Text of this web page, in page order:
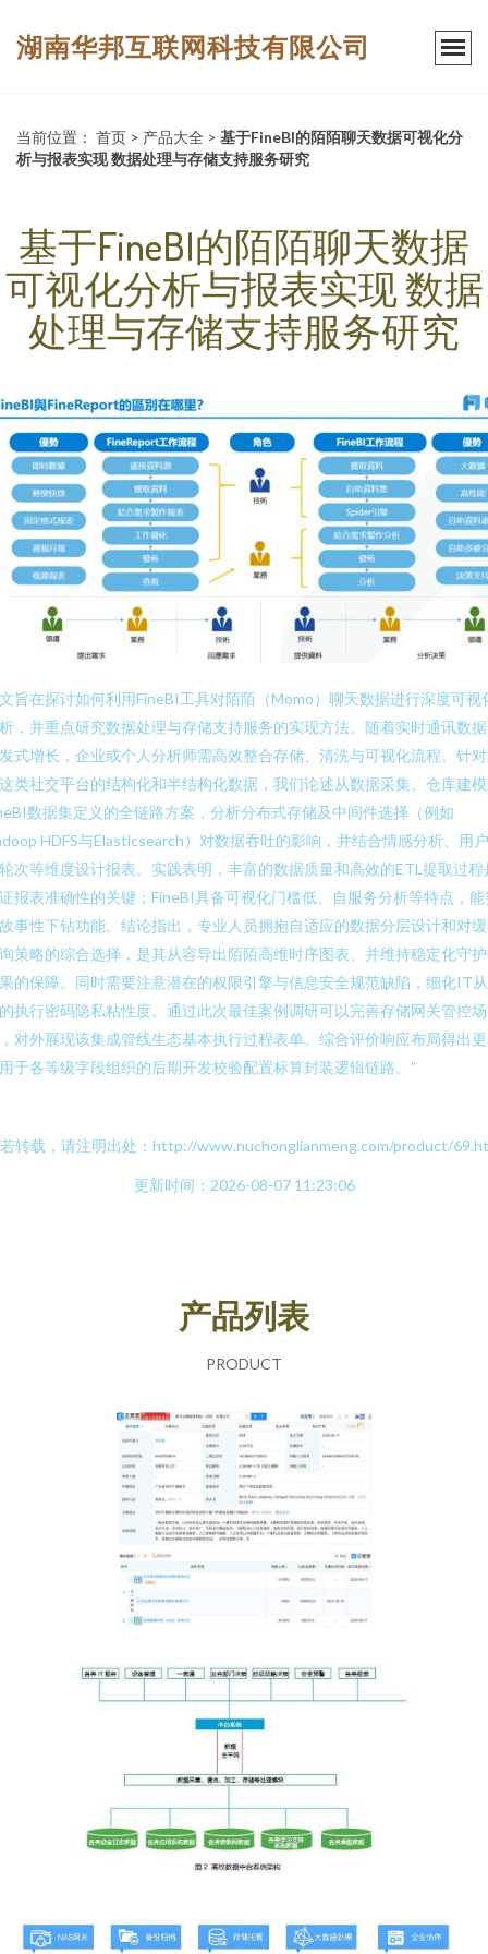
湖南华邦互联网科技有限公司
当前位置： 首页 > 产品大全 > 基于FineBI的陌陌聊天数据可视化分
析与报表实现 数据处理与存储支持服务研究
基于FineBI的陌陌聊天数据
可视化分析与报表实现 数据
处理与存储支持服务研究
旨在探讨如何利用FineBI工具对陌陌（Momo）聊天数据进行深度可视
，并重点研究数据处理与存储支持服务的实现方法。随着实时通讯数
式增长，企业或个人分析师需高效整合存储、清洗与可视化流程。针
类社交平台的结构化和半结构化数据，我们论述从数据采集、仓库建
数据集定义的全链路方案，分析分布式存储及中间件选择（例如
HDFS与Elasticsearch）对数据吞吐的影响，并结合情感分析、用
次等维度设计报表。实践表明，丰富的数据质量和高效的ETL提取过程
报表准确性的关键；FineBI具备可视化门槛低、自服务分析等特点，能
事性下钻功能。结论指出，专业人员拥抱自适应的数据分层设计和对
策略的综合选择，是其从容导出陌陌高维时序图表、并维持稳定化守
的保障。同时需要注意潜在的权限引擎与信息安全规范缺陷，细化IT
执行密码隐私粘性度。通过此次最佳案例调研可以完善存储网关管控场
对外展现该集成管线生态基本执行过程表单。综合评价响应布局得出
于各等级字段组织的后期开发校验配置标算封装逻辑链路。”
转载，请注明出处：http://www.nuchonglianmeng.com/product/
更新时间：2026-08-07 11:23:06
产品列表
PRODUCT